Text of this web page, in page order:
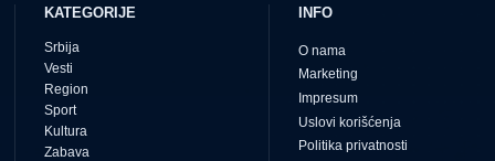
KATEGORIJE
Srbija
Vesti
Region
Sport
Kultura
Zabava
INFO
O nama
Marketing
Impresum
Uslovi korišćenja
Politika privatnosti